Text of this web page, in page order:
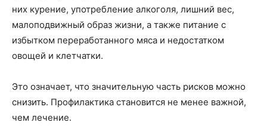
них курение, употребление алкоголя, лишний вес,
малоподвижный образ жизни, а также питание с
избытком переработанного мяса и недостатком
овощей и клетчатки.
Это означает, что значительную часть рисков можно
снизить. Профилактика становится не менее важной,
чем лечение.